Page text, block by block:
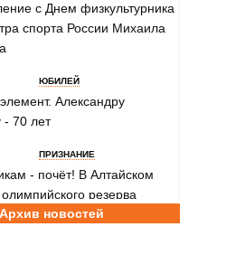
с Днем физкультурника
спорта России Михаила
ЮБИЛЕЙ
Александру
- 70 лет
ПРИЗНАНИЕ
- почёт! В Алтайском
резерва
награждение
Архив новостей